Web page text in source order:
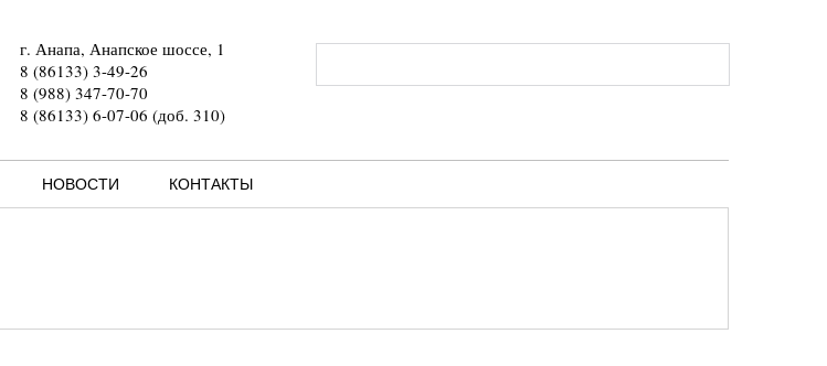
г. Анапа, Анапское шоссе, 1
8 (86133) 3-49-26
8 (988) 347-70-70
8 (86133) 6-07-06 (доб. 310)
НОВОСТИ КОНТАКТЫ